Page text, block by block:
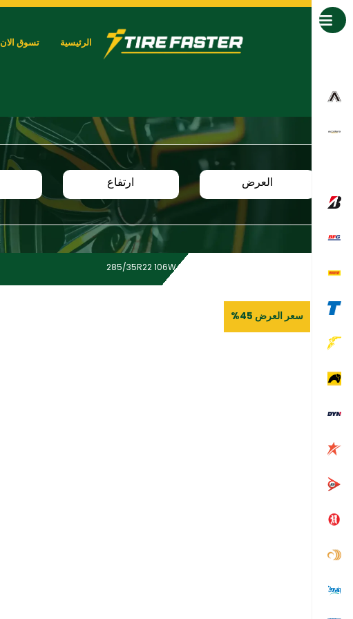
الرئيسية تسوق الان
العرض ارتفاع
285/35R22 106W XL GitiSport S2
سعر العرض 45%